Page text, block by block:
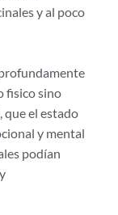
y al poco
fisico sino
que el estado
y mental
podían